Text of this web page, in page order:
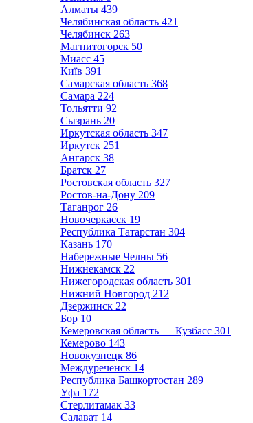
Алматы 439
Челябинская область 421
Челябинск 263
Магнитогорск 50
Миасс 45
Київ 391
Самарская область 368
Самара 224
Тольятти 92
Сызрань 20
Иркутская область 347
Иркутск 251
Ангарск 38
Братск 27
Ростовская область 327
Ростов-на-Дону 209
Таганрог 26
Новочеркасск 19
Республика Татарстан 304
Казань 170
Набережные Челны 56
Нижнекамск 22
Нижегородская область 301
Нижний Новгород 212
Дзержинск 22
Бор 10
Кемеровская область — Кузбасс 301
Кемерово 143
Новокузнецк 86
Междуреченск 14
Республика Башкортостан 289
Уфа 172
Стерлитамак 33
Салават 14